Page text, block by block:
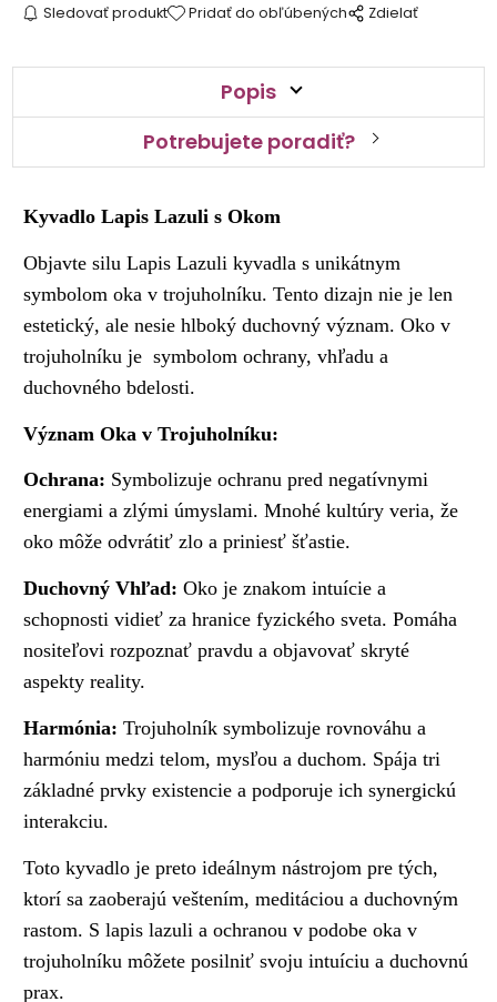
Sledovať produkt Pridať do obľúbených Zdielať
Popis
Potrebujete poradiť?
Kyvadlo Lapis Lazuli s Okom
Objavte silu Lapis Lazuli kyvadla s unikátnym
symbolom oka v trojuholníku. Tento dizajn nie je len
estetický, ale nesie hlboký duchovný význam. Oko v
trojuholníku je symbolom ochrany, vhľadu a
duchovného bdelosti.
Význam Oka v Trojuholníku:
Ochrana: Symbolizuje ochranu pred negatívnymi
energiami a zlými úmyslami. Mnohé kultúry veria, že
oko môže odvrátiť zlo a priniesť šťastie.
Duchovný Vhľad: Oko je znakom intuície a
schopnosti vidieť za hranice fyzického sveta. Pomáha
nositeľovi rozpoznať pravdu a objavovať skryté
aspekty reality.
Harmónia: Trojuholník symbolizuje rovnováhu a
harmóniu medzi telom, mysľou a duchom. Spája tri
základné prvky existencie a podporuje ich synergickú
interakciu.
Toto kyvadlo je preto ideálnym nástrojom pre tých,
ktorí sa zaoberajú veštením, meditáciou a duchovným
rastom. S lapis lazuli a ochranou v podobe oka v
trojuholníku môžete posilniť svoju intuíciu a duchovnú
prax.